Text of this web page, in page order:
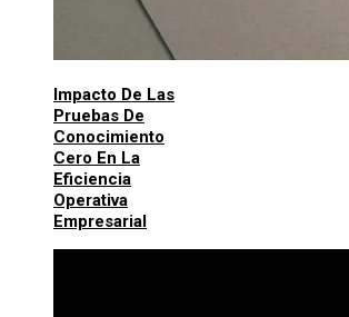
Impacto De Las
Pruebas De
Conocimiento
Cero En La
Eficiencia
Operativa
Empresarial